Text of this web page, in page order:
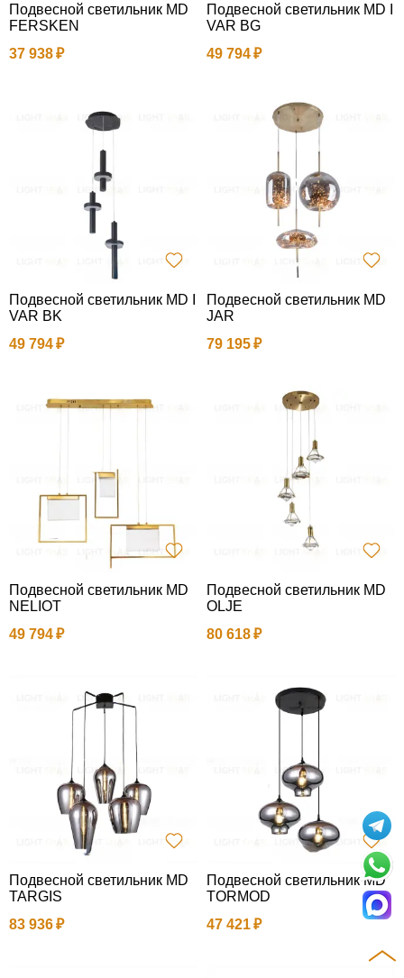
Подвесной светильник MD
FERSKEN
37 938
Подвесной светильник MD I
VAR BG
49 794
Подвесной светильник MD I
VAR BK
49 794
Подвесной светильник MD
JAR
79 195
Подвесной светильник MD
NELIOT
49 794
Подвесной светильник MD
OLJE
80 618
Подвесной светильник MD
TARGIS
83 936
Подвесной светильник MD
TORMOD
47 421